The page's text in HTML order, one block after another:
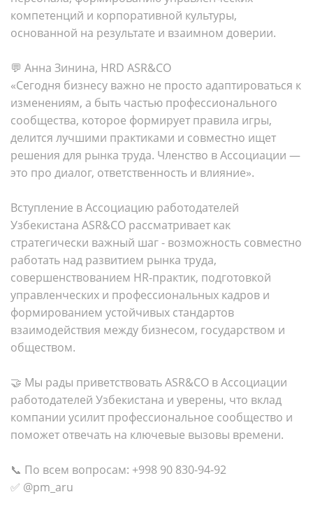
компетенций и корпоративной культуры,
основанной на результате и взаимном доверии.
💬 Анна Зинина, HRD ASR&CO
«Сегодня бизнесу важно не просто адаптироваться к
изменениям, а быть частью профессионального
сообщества, которое формирует правила игры,
делится лучшими практиками и совместно ищет
решения для рынка труда. Членство в Ассоциации —
это про диалог, ответственность и влияние».
Вступление в Ассоциацию работодателей
Узбекистана ASR&CO рассматривает как
стратегически важный шаг - возможность совместно
работать над развитием рынка труда,
совершенствованием HR-практик, подготовкой
управленческих и профессиональных кадров и
формированием устойчивых стандартов
взаимодействия между бизнесом, государством и
обществом.
🤝 Мы рады приветствовать ASR&CO в Ассоциации
работодателей Узбекистана и уверены, что вклад
компании усилит профессиональное сообщество и
поможет отвечать на ключевые вызовы времени.
📞 По всем вопросам: +998 90 830-94-92
✅ @pm_aru